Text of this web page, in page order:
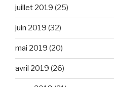
juillet 2019 (25)
juin 2019 (32)
mai 2019 (20)
avril 2019 (26)